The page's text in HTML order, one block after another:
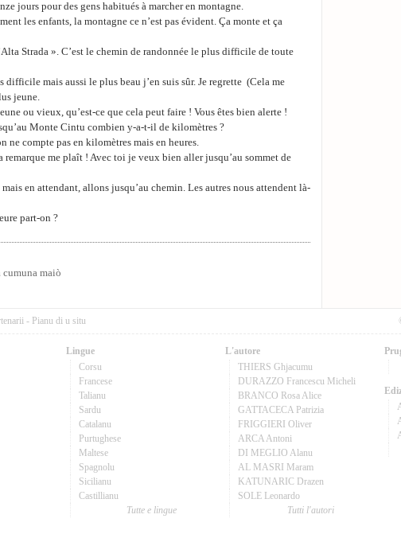
jours pour des gens habitués à marcher en montagne.
les enfants, la montagne ce n’est pas évident. Ça monte et ça
Strada ». C’est le chemin de randonnée le plus difficile de toute
difficile mais aussi le plus beau j’en suis sûr. Je regrette (Cela me
jeune.
ou vieux, qu’est-ce que cela peut faire ! Vous êtes bien alerte !
Monte Cintu combien y-a-t-il de kilomètres ?
ne compte pas en kilomètres mais en heures.
remarque me plaît ! Avec toi je veux bien aller jusqu’au sommet de
mais en attendant, allons jusqu’au chemin. Les autres nous attendent là-
part-on ?
maiò
- Pianu di u situ
Lingue
Corsu
Francese
Talianu
Sardu
Catalanu
Purtughese
Maltese
Spagnolu
Sicilianu
Castillianu
Tutte e lingue
L'autore
THIERS Ghjacumu
DURAZZO Francescu Micheli
BRANCO Rosa Alice
GATTACECA Patrizia
FRIGGIERI Oliver
ARCA Antoni
DI MEGLIO Alanu
AL MASRI Maram
KATUNARIC Drazen
SOLE Leonardo
Tutti l'autori